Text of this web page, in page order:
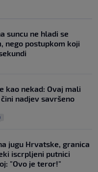
suncu ne hladi se
nego postupkom koji
kao nekad: Ovaj mali
nadjev savršeno
jugu Hrvatske, granica
iscrpljeni putnici
"Ovo je teror!"